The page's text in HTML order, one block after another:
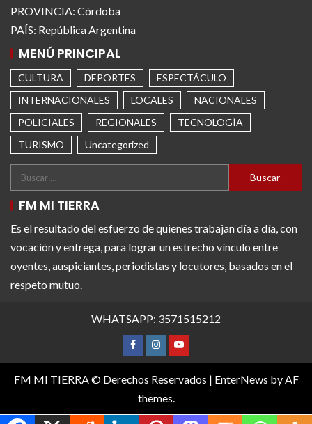
PROVINCIA: Córdoba
PAÍS: República Argentina
MENÚ PRINCIPAL
CULTURA DEPORTES
ESPECTÁCULO
INTERNACIONALES
LOCALES
NACIONALES
POLICIALES
REGIONALES
TECNOLOGÍA
TURISMO
Uncategorized
FM MI TIERRA
Es el resultado del esfuerzo de quienes trabajan día a día, con
vocación y entrega, para lograr un estrecho vínculo entre
oyentes, auspiciantes, periodistas y locutores, basados en el
respeto mutuo.
WHATSAPP: 3571515212
FM MI TIERRA © Derechos Reservados | EnterNews by AF
themes.